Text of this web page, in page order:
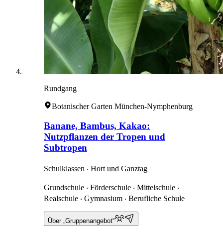
Rundgang
Botanischer Garten München-Nymphenburg
Banane, Bambus, Kakao:
Nutzpflanzen der Tropen und
Subtropen
Schulklassen ‧ Hort und Ganztag
Grundschule ‧ Förderschule ‧ Mittelschule ‧
Realschule ‧ Gymnasium ‧ Berufliche Schule
Über „Gruppenangebot“